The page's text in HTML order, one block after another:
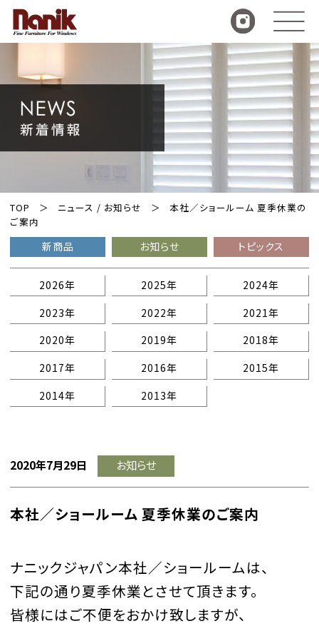
TOP ニュース / お知らせ
本社／ショールーム 夏季休業の
ご案内
新商品 お知らせ トピックス
2026年 2025年
2024年
2023年
2022年
2021年
2020年
2019年
2018年
2017年
2016年
2015年
2014年
2013年
2020年7月29日 お知らせ
本社／ショールーム 夏季休業のご案内
ナニックジャパン本社／ショールームは、
下記の通り夏季休業とさせて頂きます。
皆様にはご不便をおかけ致しますが、